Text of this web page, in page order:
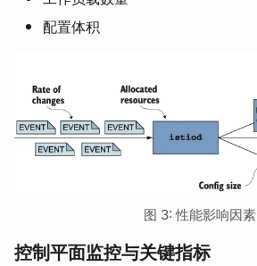
配置体积
图 3: 性能影响因素
控制平面监控与关键指标